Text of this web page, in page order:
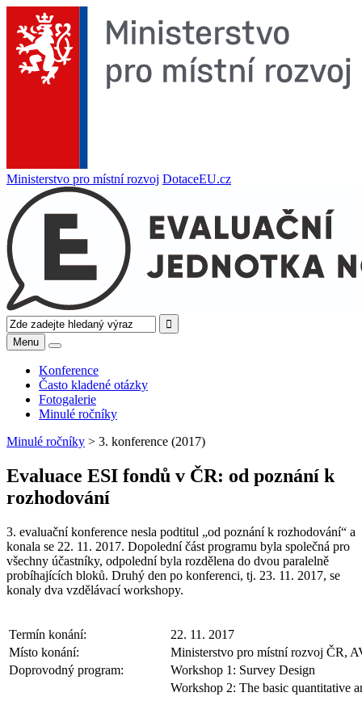
Ministerstvo pro místní rozvoj DotaceEU.cz
Menu
Konference
Často kladené otázky
Fotogalerie
Minulé ročníky
Minulé ročníky > 3. konference (2017)
Evaluace ESI fondů v ČR: od poznání k
rozhodování
3. evaluační konference nesla podtitul „od poznání k rozhodování“ a
konala se 22. 11. 2017. Dopolední část programu byla společná pro
všechny účastníky, odpolední byla rozdělena do dvou paralelně
probíhajících bloků. Druhý den po konferenci, tj. 23. 11. 2017, se
konaly dva vzdělávací workshopy.
Termín konání:
22. 11. 2017
Místo konání:
Ministerstvo pro místní rozvoj ČR,
Doprovodný program:
Workshop 1: Survey Design
Workshop 2: The basic quantitative